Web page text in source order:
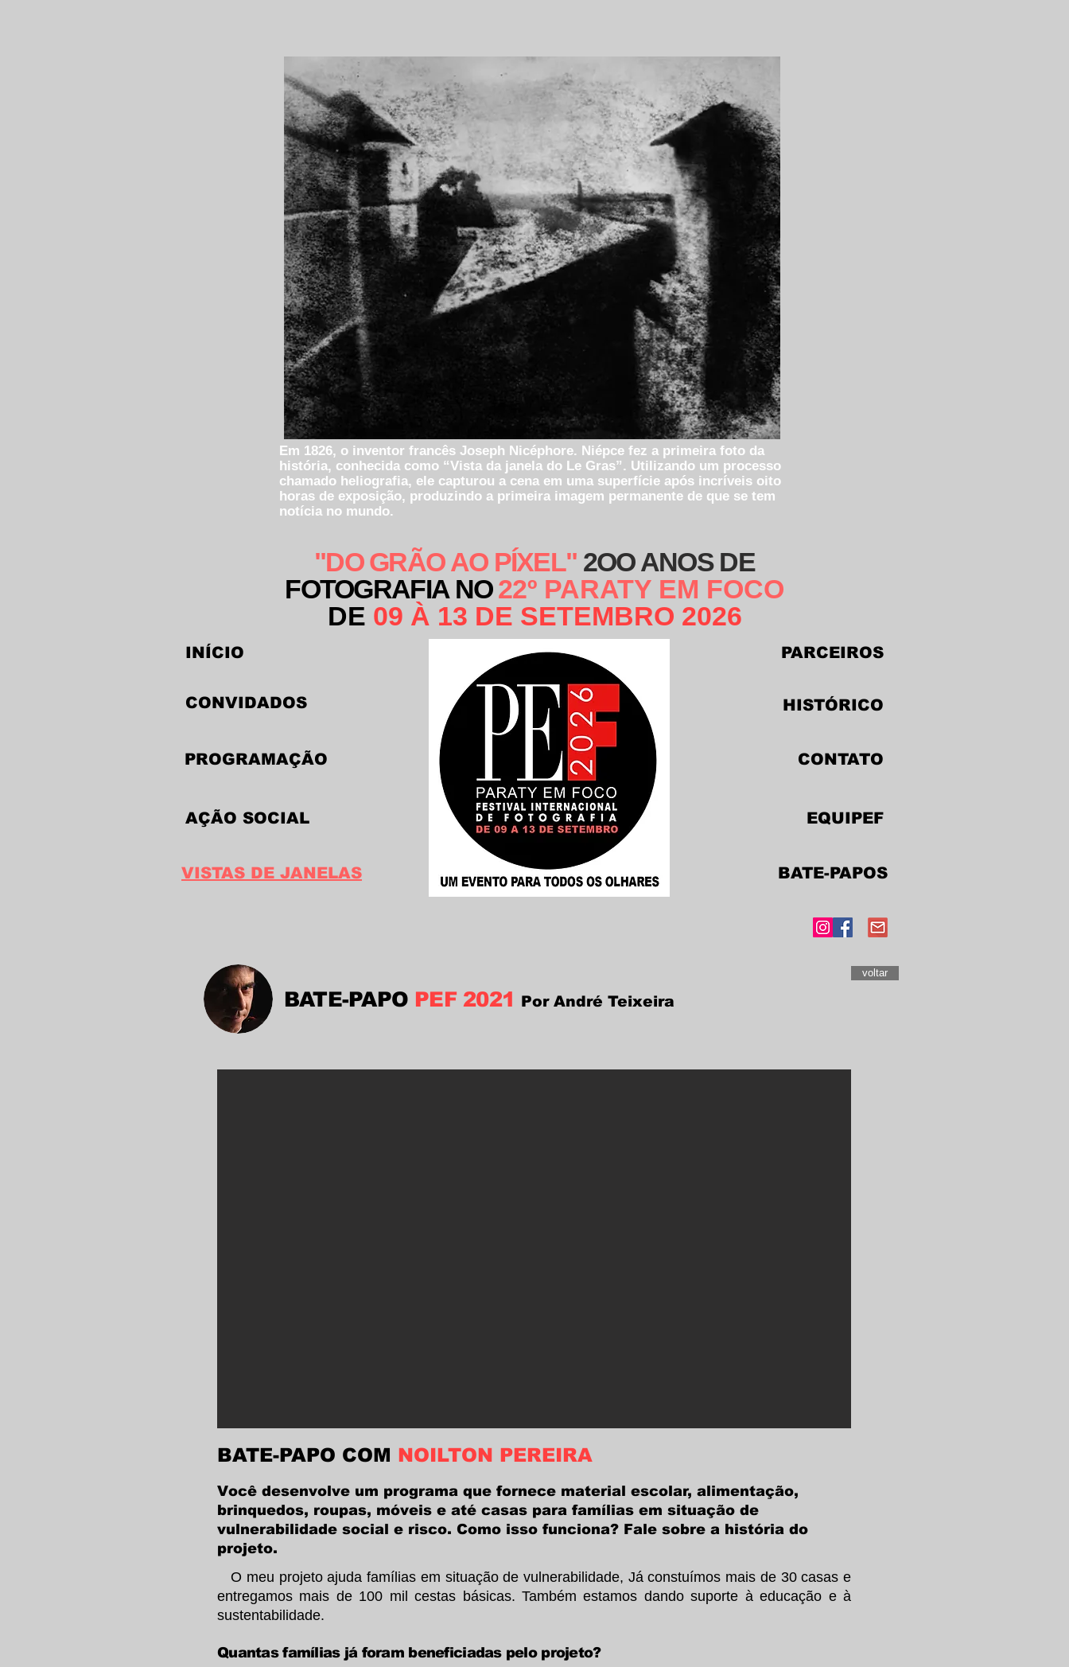
Em 1826, o inventor francês Joseph Nicéphore. Niépce fez a primeira foto da
história, conhecida como “Vista da janela do Le Gras”. Utilizando um processo
chamado heliografia, ele capturou a cena em uma superfície após incríveis oito
horas de exposição, produzindo a primeira imagem permanente de que se tem
notícia no mundo.
"DO GRÃO AO PÍXEL" 2OO ANOS DE
FOTOGRAFIA NO22º PARATY EM FOCO
DE 09 À 13 DE SETEMBRO 2026
INÍCIO PARCEIROS
CONVIDADOS
PROGRAMAÇÃO
HISTÓRICO
CONTATO
AÇÃO SOCIAL
VISTAS DE JANELAS
EQUIPEF
BATE-PAPOS
BATE-PAPO PEF 2021 Por André Teixeira
voltar
BATE-PAPO COM NOILTON PEREIRA
Você desenvolve um programa que fornece material escolar, alimentação,
brinquedos, roupas, móveis e até casas para famílias em situação de
vulnerabilidade social e risco. Como isso funciona? Fale sobre a história do
projeto.
O meu projeto ajuda famílias em situação de vulnerabilidade, Já constuímos mais de 30 casas e
entregamos mais de 100 mil cestas básicas. Também estamos dando suporte à educação e à
sustentabilidade.
Quantas famílias já foram beneficiadas pelo projeto?